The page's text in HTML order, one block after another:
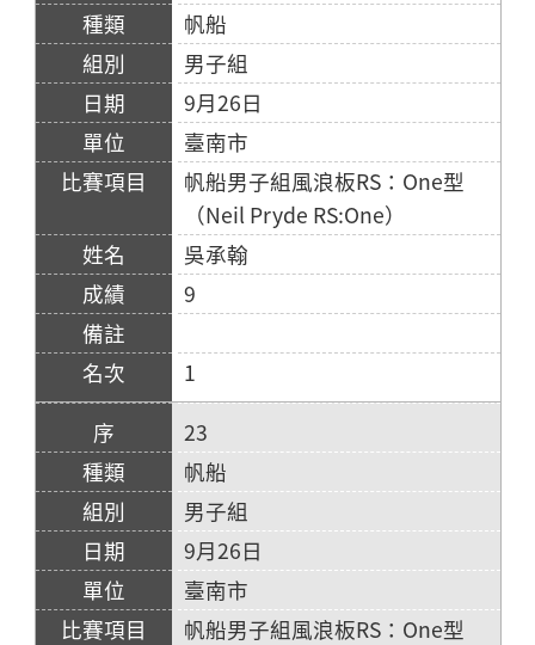
帆船
男子組
9月26日
臺南市
帆船男子組風浪板RS：One型
（Neil Pryde RS:One）
吳承翰
9
1
23
帆船
男子組
9月26日
臺南市
帆船男子組風浪板RS：One型